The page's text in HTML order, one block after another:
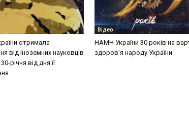
отримала
від іноземних науковців
річчя від дня її
Відео
НАМН України 30 років на
здоров’я народу України